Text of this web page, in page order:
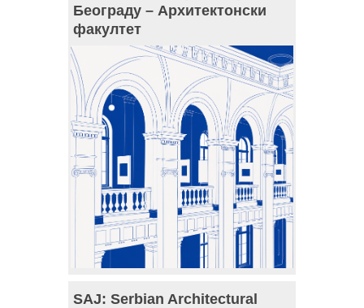
Београду – Архитектонски
факултет
SAJ: Serbian Architectural